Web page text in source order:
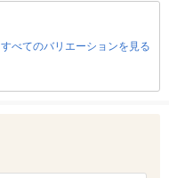
すべてのバリエーションを見る